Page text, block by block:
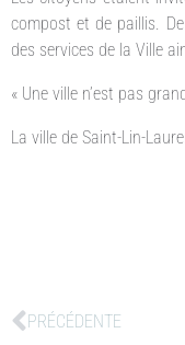
compost et de paillis.
des services de la Ville
« Une ville n’est pas
La ville de Saint-Lin-
PRÉCÉDENTE